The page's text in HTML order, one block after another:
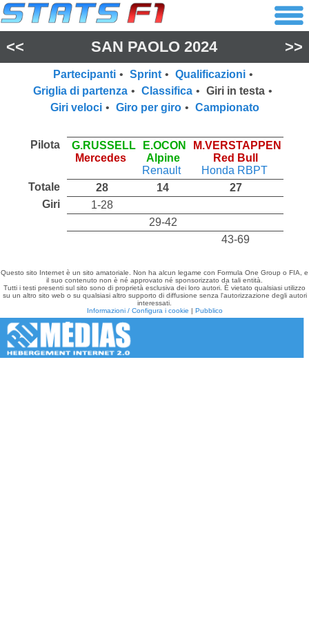
<< SAN PAOLO 2024 >>
Partecipanti • Sprint • Qualificazioni •
Griglia di partenza • Classifica • Giri in testa •
Giri veloci • Giro per giro • Campionato
Pilota
G.RUSSELL
Mercedes
E.OCON
Alpine
Renault
M.VERSTAPPEN
Red Bull
Honda RBPT
Totale
28 14
27
Giri
1-28
29-42
43-69
Questo sito Internet è un sito amatoriale. Non ha alcun legame con Formula One Group o FIA, e
il suo contenuto non è né approvato né sponsorizzato da tali entità.
Tutti i testi presenti sul sito sono di proprietà esclusiva dei loro autori. È vietato qualsiasi utilizzo
su un altro sito web o su qualsiasi altro supporto di diffusione senza l'autorizzazione degli autori
interessati.
Informazioni / Configura i cookie | Pubblico